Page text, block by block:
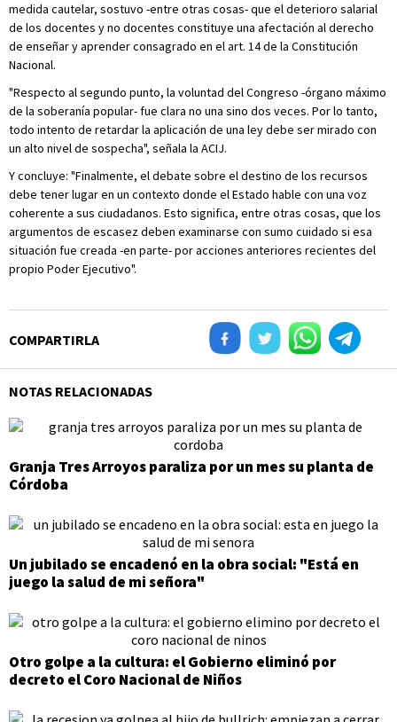
medida cautelar, sostuvo -entre otras cosas- que el deterioro salarial
de los docentes y no docentes constituye una afectación al derecho
de enseñar y aprender consagrado en el art. 14 de la Constitución
Nacional.
"Respecto al segundo punto, la voluntad del Congreso -órgano máximo
de la soberanía popular- fue clara no una sino dos veces. Por lo tanto,
todo intento de retardar la aplicación de una ley debe ser mirado con
un alto nivel de sospecha", señala la ACIJ.
Y concluye: "Finalmente, el debate sobre el destino de los recursos
debe tener lugar en un contexto donde el Estado hable con una voz
coherente a sus ciudadanos. Esto significa, entre otras cosas, que los
argumentos de escasez deben examinarse con sumo cuidado si esa
situación fue creada -en parte- por acciones anteriores recientes del
propio Poder Ejecutivo".
COMPARTIRLA
NOTAS RELACIONADAS
Granja Tres Arroyos paraliza por un mes su planta de
Córdoba
Un jubilado se encadenó en la obra social: "Está en
juego la salud de mi señora"
Otro golpe a la cultura: el Gobierno eliminó por
decreto el Coro Nacional de Niños